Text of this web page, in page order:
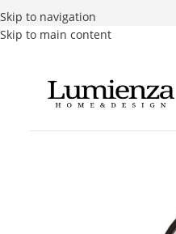
Skip to navigation
Skip to main content